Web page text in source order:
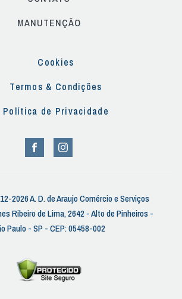
MANUTENÇÃO
Cookies
Termos & Condições
Política de Privacidade
2026 A. D. de Araujo Comércio e Serviços
Ribeiro de Lima, 2642 - Alto de Pinheiros -
Paulo - SP - CEP: 05458-002